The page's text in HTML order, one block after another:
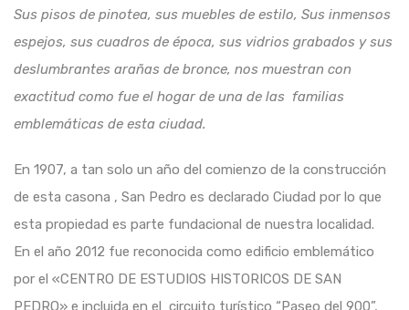
Sus pisos de pinotea, sus muebles de estilo, Sus inmensos
espejos, sus cuadros de época, sus vidrios grabados y sus
deslumbrantes arañas de bronce, nos muestran con
exactitud como fue el hogar de una de las familias
emblemáticas de esta ciudad.
En 1907, a tan solo un año del comienzo de la construcción
de esta casona , San Pedro es declarado Ciudad por lo que
esta propiedad es parte fundacional de nuestra localidad.
En el año 2012 fue reconocida como edificio emblemático
por el «CENTRO DE ESTUDIOS HISTORICOS DE SAN
PEDRO» e incluida en el circuito turístico “Paseo del 900”,